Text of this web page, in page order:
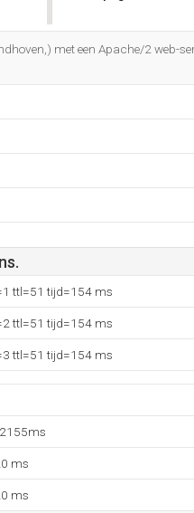
met een Apache/2 web-
ttl=51 tijd=154 ms
ttl=51 tijd=154 ms
ttl=51 tijd=154 ms
ms
ms